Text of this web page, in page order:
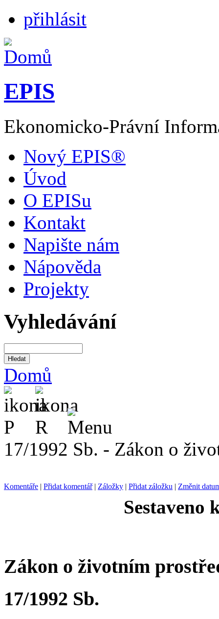
přihlásit
EPIS
Ekonomicko-Právní
Nový EPIS®
Úvod
O EPISu
Kontakt
Napište nám
Nápověda
Projekty
Vyhledávání
Domů
17/1992 Sb. - Zákon o
Komentáře | Přidat komentář| Záložky | Přidat záložku | Změnit
Sestaveno
Zákon o životním
17/1992 Sb.